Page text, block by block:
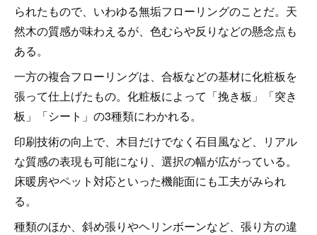
られたもので、いわゆる無垢フローリングのことだ。天
然木の質感が味わえるが、色むらや反りなどの懸念点も
ある。
一方の複合フローリングは、合板などの基材に化粧板を
張って仕上げたもの。化粧板によって「挽き板」「突き
板」「シート」の3種類にわかれる。
印刷技術の向上で、木目だけでなく石目風など、リアル
な質感の表現も可能になり、選択の幅が広がっている。
床暖房やペット対応といった機能面にも工夫がみられ
る。
種類のほか、斜め張りやヘリンボーンなど、張り方の違